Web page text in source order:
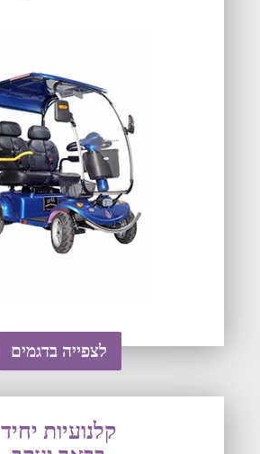
לצפייה בדגמים
קלנועיות יחיד